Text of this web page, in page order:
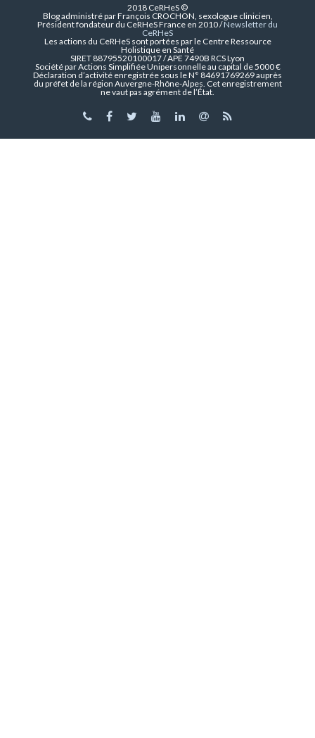
2018 CeRHeS ©
Blog administré par François CROCHON, sexologue clinicien,
Président fondateur du CeRHeS France en 2010 /Newsletter du
CeRHeS
Les actions du CeRHeS sont portées par le Centre Ressource
Holistique en Santé
SIRET 88795520100017 / APE 7490B RCS Lyon
Société par Actions Simplifiée Unipersonnelle au capital de 5000 €
Déclaration d’activité enregistrée sous le N° 84691769269 auprès
du préfet de la région Auvergne-Rhône-Alpes. Cet enregistrement
ne vaut pas agrément de l’État.